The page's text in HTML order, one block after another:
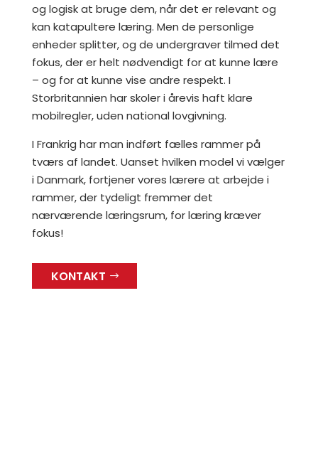
og logisk at bruge dem, når det er relevant og
kan katapultere læring. Men de personlige
enheder splitter, og de undergraver tilmed det
fokus, der er helt nødvendigt for at kunne lære
– og for at kunne vise andre respekt. I
Storbritannien har skoler i årevis haft klare
mobilregler, uden national lovgivning.
I Frankrig har man indført fælles rammer på
tværs af landet. Uanset hvilken model vi vælger
i Danmark, fortjener vores lærere at arbejde i
rammer, der tydeligt fremmer det
nærværende læringsrum, for læring kræver
fokus!
KONTAKT